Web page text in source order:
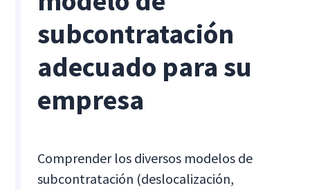
subcontratación
adecuado para su
empresa
Comprender los diversos modelos de
subcontratación (deslocalización,